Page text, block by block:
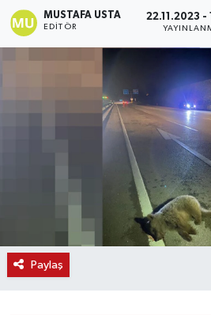
MUSTAFA USTA
EDITÖR
22.11.2023 -
Paylaş